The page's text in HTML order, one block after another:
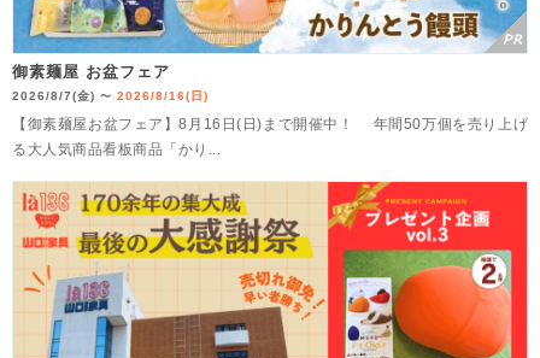
御素麺屋 お盆フェア
2026/8/7(金) 〜 2026/8/16(日)
【御素麺屋お盆フェア】8月16日(日)まで開催中！ 年間50万個を売り上げ
る大人気商品看板商品「かり...